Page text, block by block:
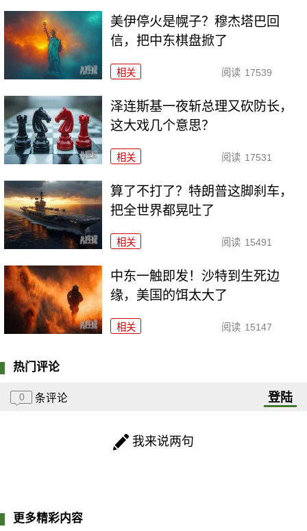
美伊停火是幌子？穆杰塔巴回
信，把中东棋盘掀了
相关 阅读 17539
泽连斯基一夜斩总理又砍防长，
这大戏几个意思？
相关 阅读 17531
算了不打了？特朗普这脚刹车，
把全世界都晃吐了
相关 阅读 15491
中东一触即发！沙特到生死边
缘，美国的饵太大了
相关 阅读 15147
热门评论
0 条评论 登陆
我来说两句
更多精彩内容